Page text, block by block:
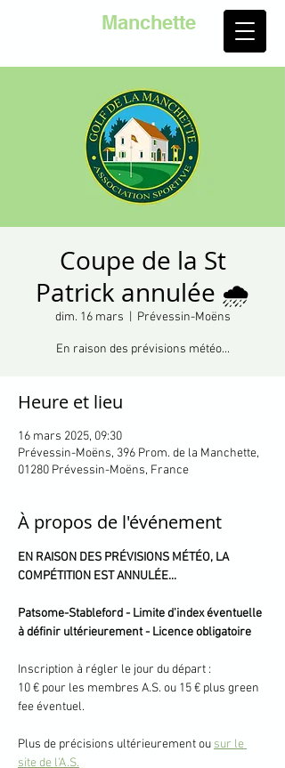
Manchette
Coupe de la St
Patrick annulée 🌧️
dim. 16 mars Prévessin-Moëns
En raison des prévisions météo...
Heure et lieu
16 mars 2025, 09:30
Prévessin-Moëns, 396 Prom. de la Manchette,
01280 Prévessin-Moëns, France
À propos de l'événement
EN RAISON DES PRÉVISIONS MÉTÉO, LA
COMPÉTITION EST ANNULÉE...
Patsome-Stableford - Limite d'index éventuelle
à définir ultérieurement - Licence obligatoire
Inscription à régler le jour du départ :
10 € pour les membres A.S. ou 15 € plus green
fee éventuel.
Plus de précisions ultérieurement ou sur le
site de l'A.S.